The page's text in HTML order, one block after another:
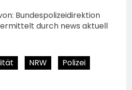
Bundespolizeidirektion
durch news aktuell
NRW Polizei